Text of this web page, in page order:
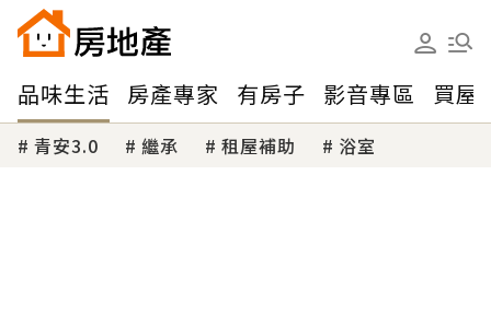
品味生活 房產專家 有房子 影音專區 買屋
青安3.0 繼承 租屋補助 浴室